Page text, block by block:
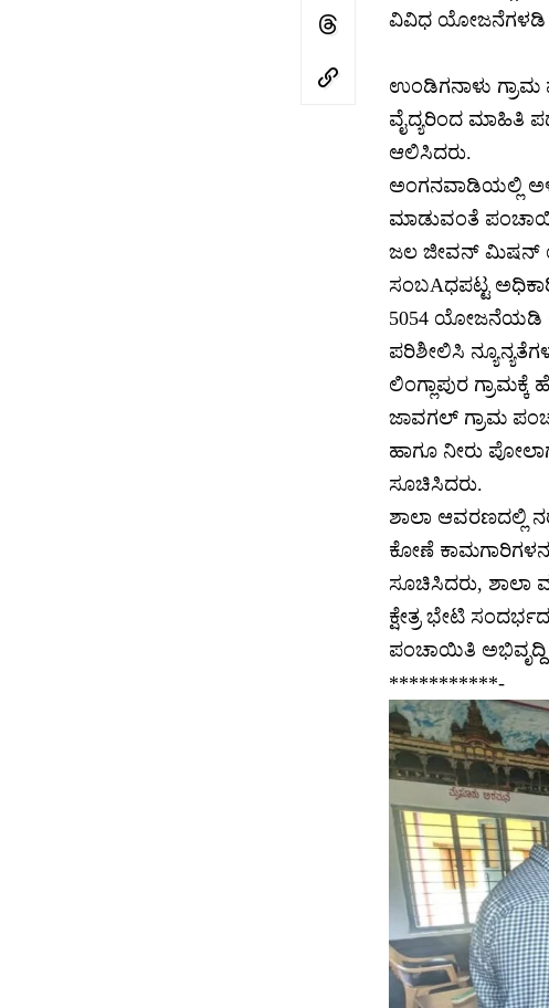
ವಿವಿಧ ಯೋಜನೆಗಳಡಿ
ಉಂಡಿಗನಾಳು ಗ್ರಾಮ
ವೈದ್ಯರಿಂದ ಮಾಹಿತಿ
ಆಲಿಸಿದರು.
ಅಂಗನವಾಡಿಯಲ್ಲಿ
ಮಾಡುವಂತೆ
ಜಲ ಜೀವನ್ ಮಿಷನ್
ಸಂಬAಧಪಟ್ಟ
5054 ಯೋಜನೆಯಡಿ
ಪರಿಶೀಲಿಸಿ
ಲಿಂಗ್ಲಾಪುರ
ಜಾವಗಲ್ ಗ್ರಾಮ
ಹಾಗೂ ನೀರು
ಸೂಚಿಸಿದರು.
ಶಾಲಾ ಆವರಣದಲ್ಲಿ
ಕೋಣೆ
ಸೂಚಿಸಿದರು, ಶಾಲಾ
ಕ್ಷೇತ್ರ ಭೇಟಿ
ಪಂಚಾಯಿತಿ ಅಭಿವೃದ್ದಿ
***********-